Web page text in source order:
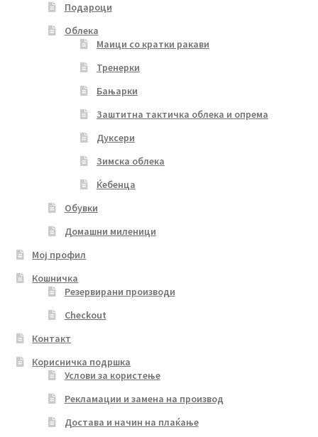
Подароци
Облека
Маици со кратки ракави
Тренерки
Бањарки
Заштитна тактичка облека и опрема
Дуксери
Зимска облека
Ќебенца
Обувки
Домашни миленици
Мој профил
Кошничка
Резервирани производи
Checkout
Контакт
Корисничка подршка
Услови за користење
Рекламации и замена на производ
Достава и начин на плаќање